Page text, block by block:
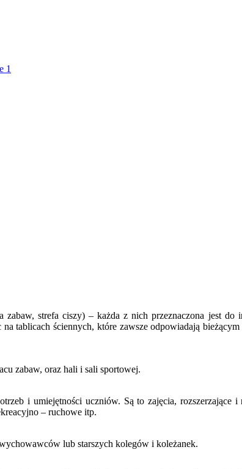
strefa ciszy) – każda z nich przeznaczona jest do
tablicach ściennych, które zawsze odpowiadają
zabaw, oraz hali i sali sportowej.
i umiejętności uczniów. Są to zajęcia, rozszerzające
– ruchowe itp.
lub starszych kolegów i koleżanek.